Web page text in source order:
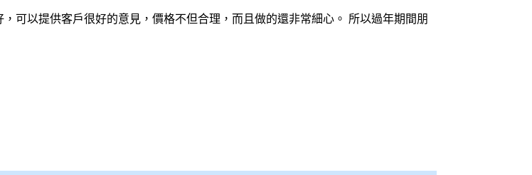
可以提供客戶很好的意見，價格不但合理，而且做的還非常細心。 所以過年期間朋